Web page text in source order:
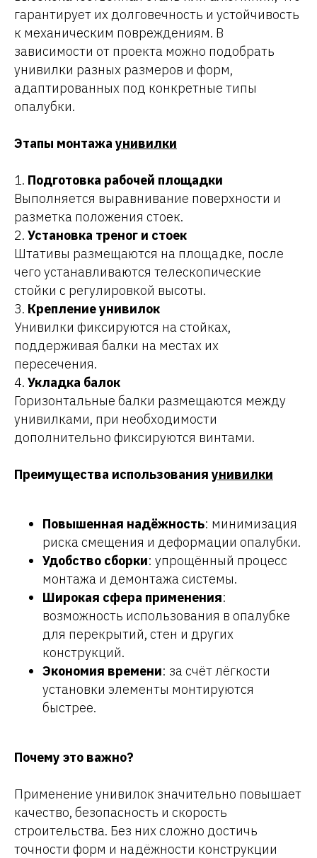
гарантирует их долговечность и устойчивость
к механическим повреждениям. В
зависимости от проекта можно подобрать
унивилки разных размеров и форм,
адаптированных под конкретные типы
опалубки.
Этапы монтажа унивилки
1. Подготовка рабочей площадки
Выполняется выравнивание поверхности и
разметка положения стоек.
2. Установка треног и стоек
Штативы размещаются на площадке, после
чего устанавливаются телескопические
стойки с регулировкой высоты.
3. Крепление унивилок
Унивилки фиксируются на стойках,
поддерживая балки на местах их
пересечения.
4. Укладка балок
Горизонтальные балки размещаются между
унивилками, при необходимости
дополнительно фиксируются винтами.
Преимущества использования унивилки
Повышенная надёжность: минимизация
риска смещения и деформации опалубки.
Удобство сборки: упрощённый процесс
монтажа и демонтажа системы.
Широкая сфера применения:
возможность использования в опалубке
для перекрытий, стен и других
конструкций.
Экономия времени: за счёт лёгкости
установки элементы монтируются
быстрее.
Почему это важно?
Применение унивилок значительно повышает
качество, безопасность и скорость
строительства. Без них сложно достичь
точности форм и надёжности конструкции